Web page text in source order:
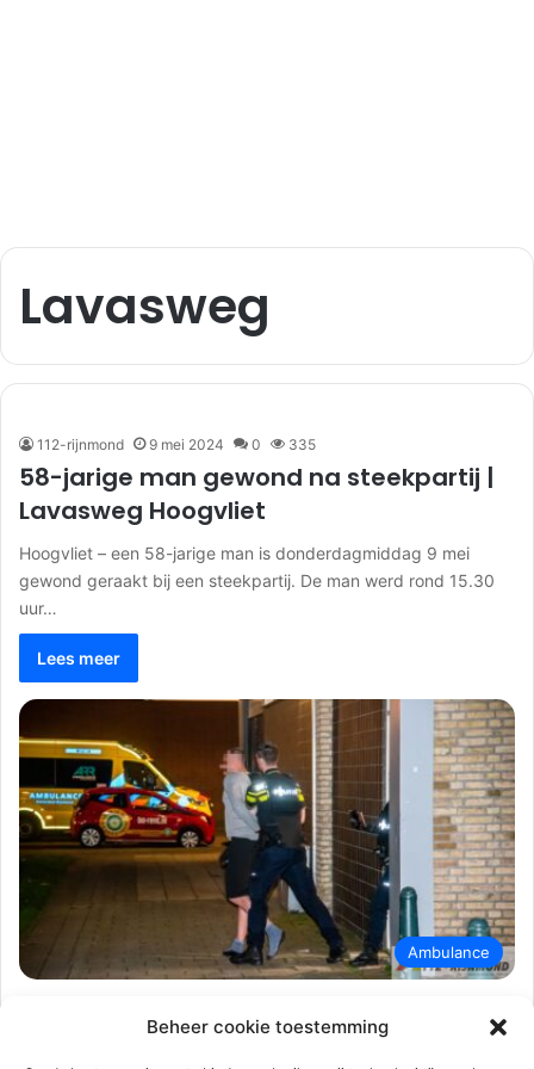
Beheer cookie toestemming
Lavasweg
112-rijnmond 9 mei 2024 0 335
58-jarige man gewond na steekpartij |
Lavasweg Hoogvliet
Hoogvliet – een 58-jarige man is donderdagmiddag 9 mei
gewond geraakt bij een steekpartij. De man werd rond 15.30
uur…
Lees meer
Ambulance
Gewonde en twee aanhoudingen na